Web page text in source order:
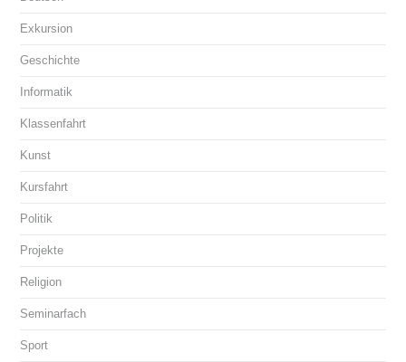
Exkursion
Geschichte
Informatik
Klassenfahrt
Kunst
Kursfahrt
Politik
Projekte
Religion
Seminarfach
Sport